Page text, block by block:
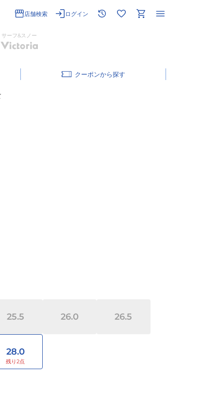
店舗検索 ログイン
サーフ&スノー
クーポン
25.5 26.0 26.5
28.0